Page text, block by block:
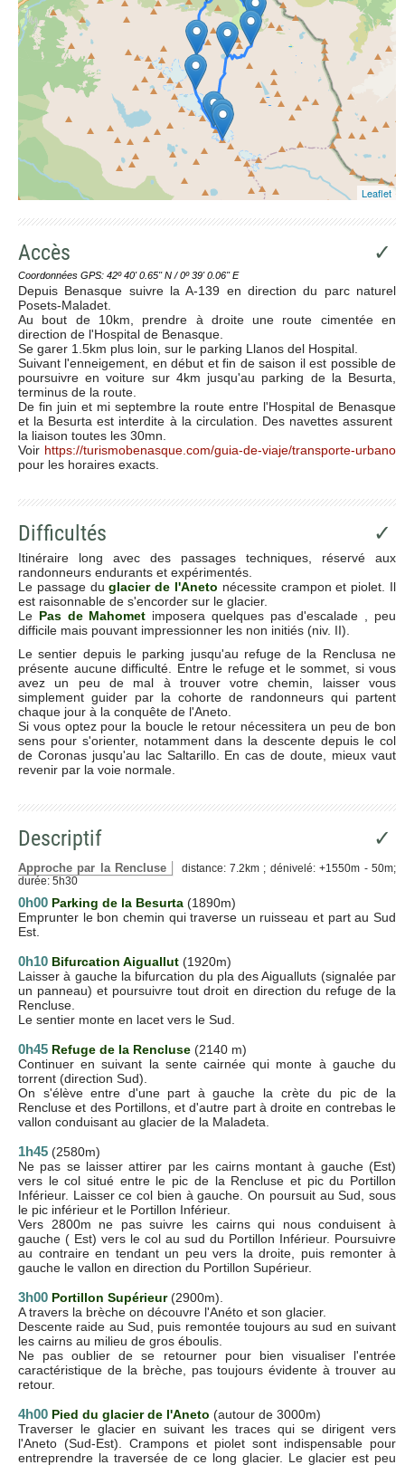
Leaflet
Accès ✓
Coordonnées GPS: 42º 40' 0.65'' N / 0º 39' 0.06'' E
Depuis Benasque suivre la A-139 en direction du parc naturel
Posets-Maladet.
Au bout de 10km, prendre à droite une route cimentée en
direction de l'Hospital de Benasque.
Se garer 1.5km plus loin, sur le parking Llanos del Hospital.
Suivant l'enneigement, en début et fin de saison il est possible de
poursuivre en voiture sur 4km jusqu'au parking de la Besurta,
terminus de la route.
De fin juin et mi septembre la route entre l'Hospital de Benasque
et la Besurta est interdite à la circulation. Des navettes assurent
la liaison toutes les 30mn.
Voir https://turismobenasque.com/guia-de-viaje/transporte-urbano
pour les horaires exacts.
Difficultés ✓
Itinéraire long avec des passages techniques, réservé aux
randonneurs endurants et expérimentés.
Le passage duglacier de l'Aneto nécessite crampon et piolet. Il
est raisonnable de s'encorder sur le glacier.
Le Pas de Mahomet imposera quelques pas d'escalade , peu
difficile mais pouvant impressionner les non initiés (niv. II).
Le sentier depuis le parking jusqu'au refuge de la Renclusa ne
présente aucune difficulté. Entre le refuge et le sommet, si vous
avez un peu de mal à trouver votre chemin, laisser vous
simplement guider par la cohorte de randonneurs qui partent
chaque jour à la conquête de l'Aneto.
Si vous optez pour la boucle le retour nécessitera un peu de bon
sens pour s'orienter, notamment dans la descente depuis le col
de Coronas jusqu'au lac Saltarillo. En cas de doute, mieux vaut
revenir par la voie normale.
Descriptif ✓
Approche par la Rencluse
distance: 7.2km ; dénivelé: +1550m - 50m;
durée: 5h30
0h00 Parking de la Besurta (1890m)
Emprunter le bon chemin qui traverse un ruisseau et part au Sud
Est.
0h10 Bifurcation Aiguallut (1920m)
Laisser à gauche la bifurcation du pla des Aigualluts (signalée par
un panneau) et poursuivre tout droit en direction du refuge de la
Rencluse.
Le sentier monte en lacet vers le Sud.
0h45 Refuge de la Rencluse (2140 m)
Continuer en suivant la sente cairnée qui monte à gauche du
torrent (direction Sud).
On s'élève entre d'une part à gauche la crète du pic de la
Rencluse et des Portillons, et d'autre part à droite en contrebas le
vallon conduisant au glacier de la Maladeta.
1h45 (2580m)
Ne pas se laisser attirer par les cairns montant à gauche (Est)
vers le col situé entre le pic de la Rencluse et pic du Portillon
Inférieur. Laisser ce col bien à gauche. On poursuit au Sud, sous
le pic inférieur et le Portillon Inférieur.
Vers 2800m ne pas suivre les cairns qui nous conduisent à
gauche ( Est) vers le col au sud du Portillon Inférieur. Poursuivre
au contraire en tendant un peu vers la droite, puis remonter à
gauche le vallon en direction du Portillon Supérieur.
3h00 Portillon Supérieur(2900m).
A travers la brèche on découvre l'Anéto et son glacier.
Descente raide au Sud, puis remontée toujours au sud en suivant
les cairns au milieu de gros éboulis.
Ne pas oublier de se retourner pour bien visualiser l'entrée
caractéristique de la brèche, pas toujours évidente à trouver au
retour.
4h00 Pied du glacier de l'Aneto (autour de 3000m)
Traverser le glacier en suivant les traces qui se dirigent vers
l'Aneto (Sud-Est). Crampons et piolet sont indispensable pour
entreprendre la traversée de ce long glacier. Le glacier est peu